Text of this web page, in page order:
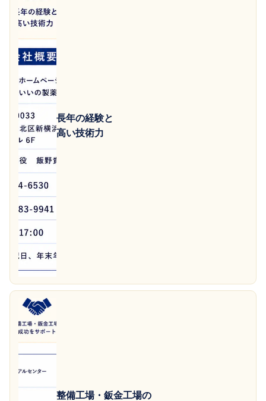
長年の経験と
高い技術力
整備工場・鈑金工場の